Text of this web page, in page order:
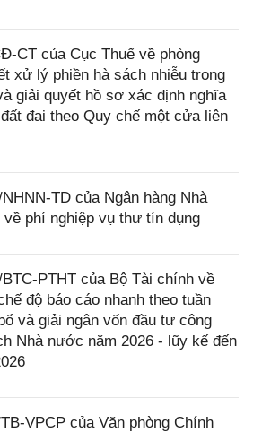
CT của Cục Thuế về phòng
xử lý phiền hà sách nhiễu trong
giải quyết hồ sơ xác định nghĩa
đai theo Quy chế một cửa liên
TD của Ngân hàng Nhà
phí nghiệp vụ thư tín dụng
PTHT của Bộ Tài chính về
độ báo cáo nhanh theo tuần
và giải ngân vốn đầu tư công
Nhà nước năm 2026 - lũy kế đến
VPCP của Văn phòng Chính